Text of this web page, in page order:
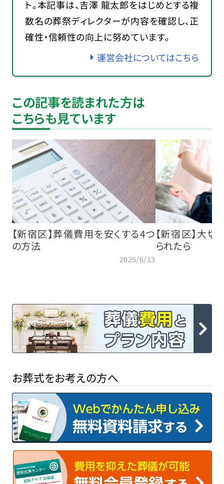
ト。本記事は、吉澤 龍太郎をはじめとする複
数名の葬祭ディレクターが内容を確認し、正
確性・信頼性の向上に努めています。
運営会社についてはこちら
この記事を読まれた方は
こちらも見ています
【新宿区】葬儀費用を安くする4つ
の方法
2025/6/13
【新宿区】大
られたら
お葬式をお考えの方へ